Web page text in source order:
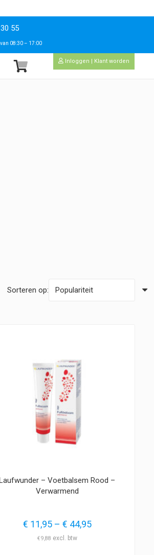
55
08:30 – 17:00
Inloggen | Klant worden
Sorteren op:
– Voetbalsem Rood –
Verwarmend
€ 11,95 – € 44,95Prijsklasse:
€9,88